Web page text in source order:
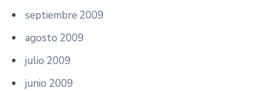
septiembre 2009
agosto 2009
julio 2009
junio 2009